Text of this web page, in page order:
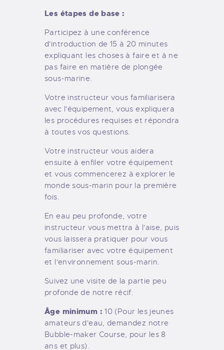
Les étapes de base :
Participez à une conférence
d'introduction de 15 à 20 minutes
expliquant les choses à faire et à ne
pas faire en matière de plongée
sous-marine.
Votre instructeur vous familiarisera
avec l'équipement, vous expliquera
les procédures requises et répondra
à toutes vos questions.
Votre instructeur vous aidera
ensuite à enfiler votre équipement
et vous commencerez à explorer le
monde sous-marin pour la première
fois.
En eau peu profonde, votre
instructeur vous mettra à l'aise, puis
vous laissera pratiquer pour vous
familiariser avec votre équipement
et l'environnement sous-marin.
Suivez une visite de la partie peu
profonde de notre récif.
Âge minimum : 10 (Pour les jeunes
amateurs d'eau, demandez notre
Bubble-maker Course, pour les 8
ans et plus).